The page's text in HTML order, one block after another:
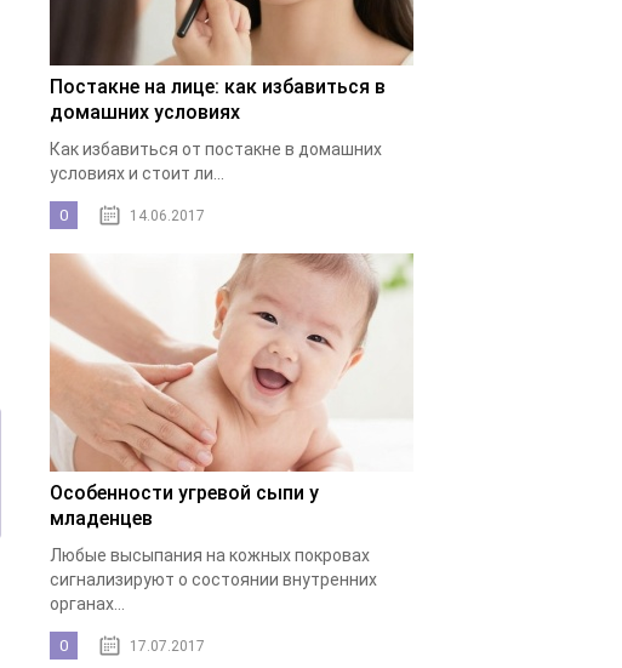
Постакне на лице: как избавиться в
домашних условиях
Как избавиться от постакне в домашних
условиях и стоит ли...
0 14.06.2017
Особенности угревой сыпи у
младенцев
Любые высыпания на кожных покровах
сигнализируют о состоянии внутренних
органах...
0 17.07.2017